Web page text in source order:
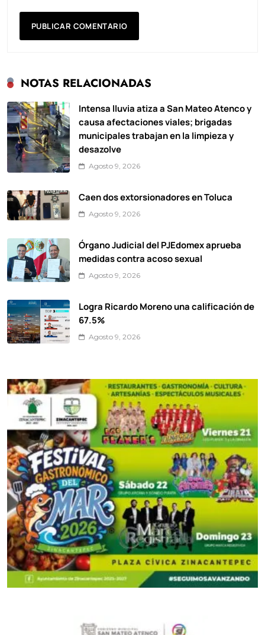
NOTAS RELACIONADAS
Intensa lluvia atiza a San Mateo Atenco y
causa afectaciones viales; brigadas
municipales trabajan en la limpieza y
desazolve
Agosto 9, 2026
Caen dos extorsionadores en Toluca
Agosto 9, 2026
Órgano Judicial del PJEdomex aprueba
medidas contra acoso sexual
Agosto 9, 2026
Logra Ricardo Moreno una calificación de
67.5%
Agosto 9, 2026